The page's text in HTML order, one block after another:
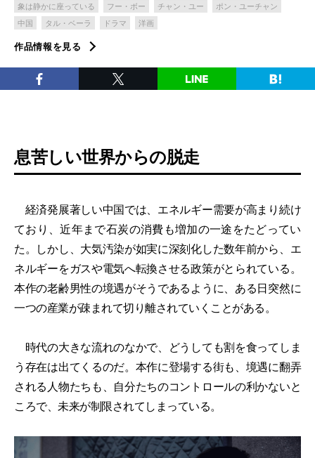
象は静かに座っている フー・ボー チャン・ユー
ポン・ユーチャン
中国
タル・ベーラ ドラマ 洋画
作品情報を見る
息苦しい世界からの脱走
経済発展著しい中国では、エネルギー需要が高まり続け
ており、近年まで石炭の消費も増加の一途をたどってい
た。しかし、大気汚染が如実に深刻化した数年前から、エ
ネルギーをガスや電気へ転換させる政策がとられている。
本作の老齢男性の境遇がそうであるように、ある日突然に
一つの産業が疎まれて切り離されていくことがある。
時代の大きな流れのなかで、どうしても割を食ってしま
う存在は出てくるのだ。本作に登場する街も、境遇に翻弄
される人物たちも、自分たちのコントロールの利かないと
ころで、未来が制限されてしまっている。